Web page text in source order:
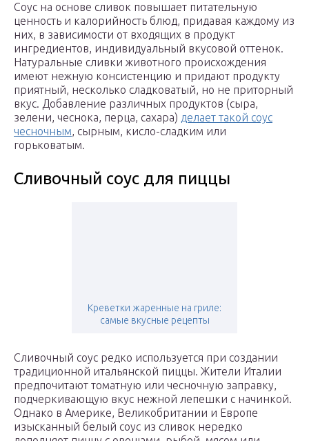
Соус на основе сливок повышает питательную
ценность и калорийность блюд, придавая каждому из
них, в зависимости от входящих в продукт
ингредиентов, индивидуальный вкусовой оттенок.
Натуральные сливки животного происхождения
имеют нежную консистенцию и придают продукту
приятный, несколько сладковатый, но не приторный
вкус. Добавление различных продуктов (сыра,
зелени, чеснока, перца, сахара) делает такой соус
чесночным, сырным, кисло-сладким или
горьковатым.
Сливочный соус для пиццы
Креветки жаренные на гриле:
самые вкусные рецепты
Сливочный соус редко используется при создании
традиционной итальянской пиццы. Жители Италии
предпочитают томатную или чесночную заправку,
подчеркивающую вкус нежной лепешки с начинкой.
Однако в Америке, Великобритании и Европе
изысканный белый соус из сливок нередко